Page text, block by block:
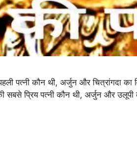
कौन थी, अर्जुन और चित्रांगदा का
सबसे प्रिय पत्नी कौन थी, अर्जुन और